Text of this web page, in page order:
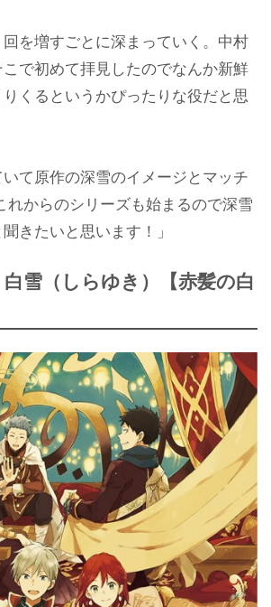
回を増すごとに深まっていく。中村
で初めて拝見したのでなんか新鮮
くるというかぴったりな役だと思
いて原作の深雪のイメージとマッチ
れからのシリーズも始まるので深雪
きたいと思います！」
雪（しらゆき）【赤髪の白